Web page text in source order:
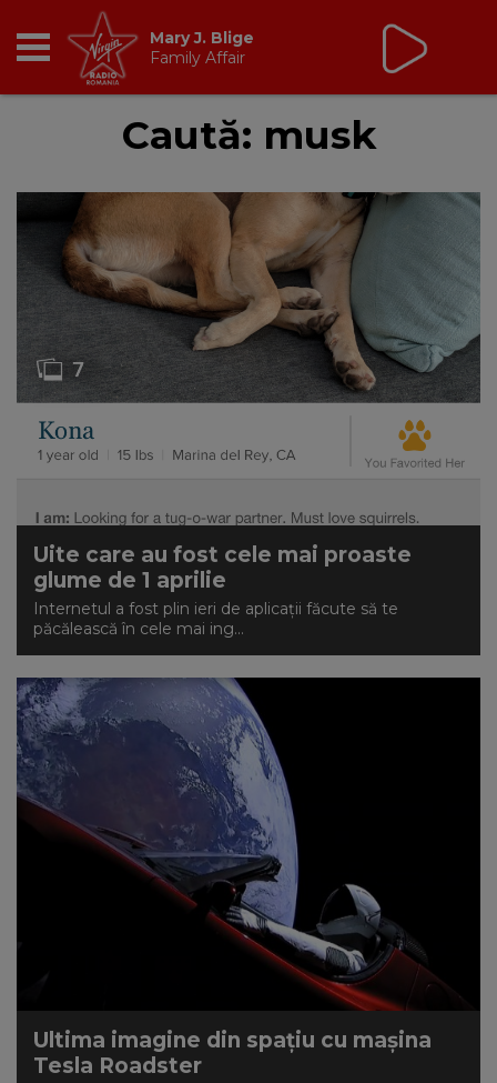
TIC TALK
CÂȘTIGĂ
HOT 30
DANCEFLOOR CHART
CONTUL MEU
Mary J. Blige
Family Affair
Caută: musk
Uite care au fost cele mai proaste
glume de 1 aprilie
Internetul a fost plin ieri de aplicații făcute să te
păcălească în cele mai ing...
Ultima imagine din spațiu cu mașina
Tesla Roadster